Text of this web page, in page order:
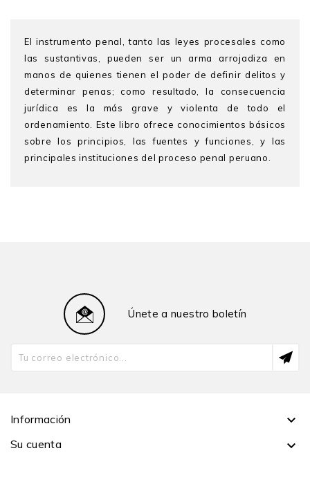
El instrumento penal, tanto las leyes procesales como
las sustantivas, pueden ser un arma arrojadiza en
manos de quienes tienen el poder de definir delitos y
determinar penas; como resultado, la consecuencia
jurídica es la más grave y violenta de todo el
ordenamiento. Este libro ofrece conocimientos básicos
sobre los principios, las fuentes y funciones, y las
principales instituciones del proceso penal peruano.
Únete a nuestro boletín
Información 
Su cuenta 